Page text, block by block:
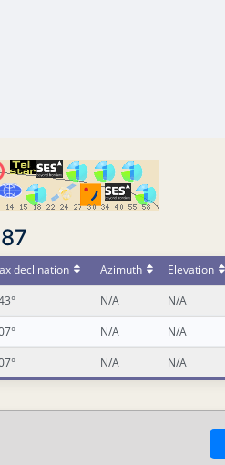
declination Azimuth Elevation
N/A N/A
N/A N/A
N/A N/A